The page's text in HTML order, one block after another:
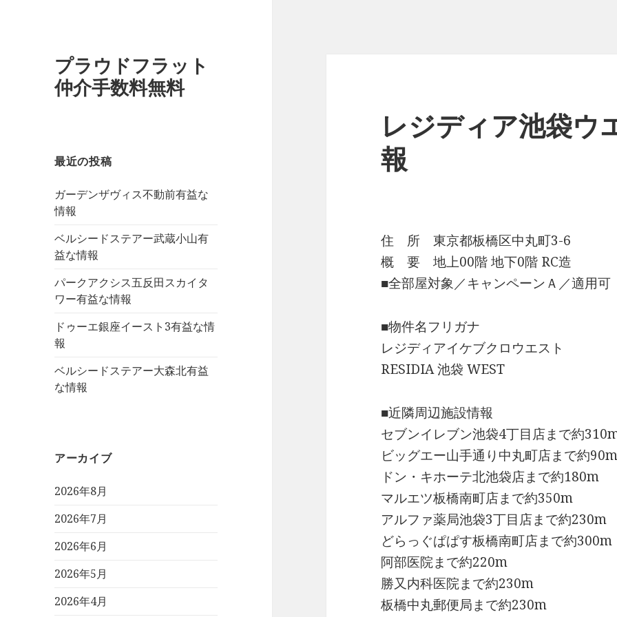
プラウドフラット
仲介手数料無料
最近の投稿
ガーデンザヴィス不動前有益な
情報
ベルシードステアー武蔵小山有
益な情報
パークアクシス五反田スカイタ
ワー有益な情報
ドゥーエ銀座イースト3有益な情
報
ベルシードステアー大森北有益
な情報
アーカイブ
2026年8月
2026年7月
2026年6月
2026年5月
2026年4月
レジディア池袋ウ
報
住 所 東京都板橋区中丸町3-6
概 要 地上00階 地下0階 RC造
■全部屋対象／キャンペーンＡ／適用可
■物件名フリガナ
レジディアイケブクロウエスト
RESIDIA 池袋 WEST
■近隣周辺施設情報
セブンイレブン池袋4丁目店まで約
ビッグエー山手通り中丸町店まで約
ドン・キホーテ北池袋店まで約180m
マルエツ板橋南町店まで約350m
アルファ薬局池袋3丁目店まで約230m
どらっぐぱぱす板橋南町店まで約300m
阿部医院まで約220m
勝又内科医院まで約230m
板橋中丸郵便局まで約230m